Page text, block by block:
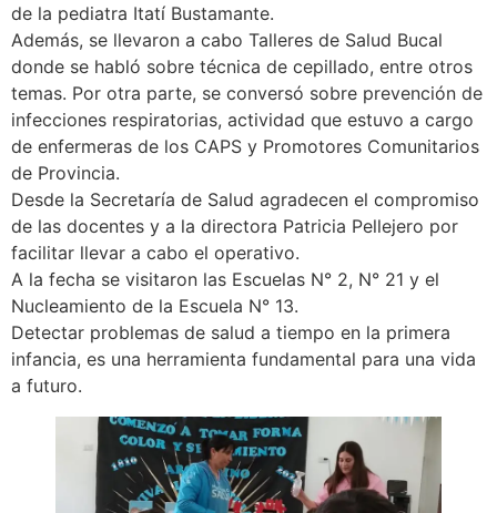
de la pediatra Itatí Bustamante.
Además, se llevaron a cabo Talleres de Salud Bucal
donde se habló sobre técnica de cepillado, entre otros
temas. Por otra parte, se conversó sobre prevención de
infecciones respiratorias, actividad que estuvo a cargo
de enfermeras de los CAPS y Promotores Comunitarios
de Provincia.
Desde la Secretaría de Salud agradecen el compromiso
de las docentes y a la directora Patricia Pellejero por
facilitar llevar a cabo el operativo.
A la fecha se visitaron las Escuelas N° 2, N° 21 y el
Nucleamiento de la Escuela N° 13.
Detectar problemas de salud a tiempo en la primera
infancia, es una herramienta fundamental para una vida
a futuro.